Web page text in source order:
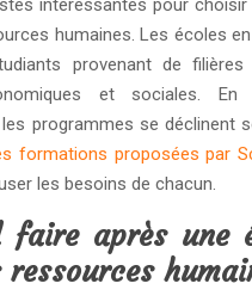
intéressantes pour
humaines. Les écoles
provenant de filières
et sociales. En
programmes se déclinent
formations proposées par
les besoins de chacun.
faire après une
ressources